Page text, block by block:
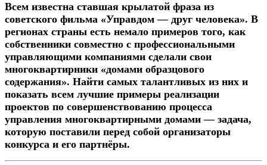
Всем известна ставшая крылатой фраза из
советского фильма «Управдом — друг человека». В
регионах страны есть немало примеров того, как
собственники совместно с профессиональными
управляющими компаниями сделали свои
многоквартирники «домами образцового
содержания». Найти самых талантливых из них и
показать всем лучшие примеры реализации
проектов по совершенствованию процесса
управления многоквартирными домами — задача,
которую поставили перед собой организаторы
конкурса и его партнёры.